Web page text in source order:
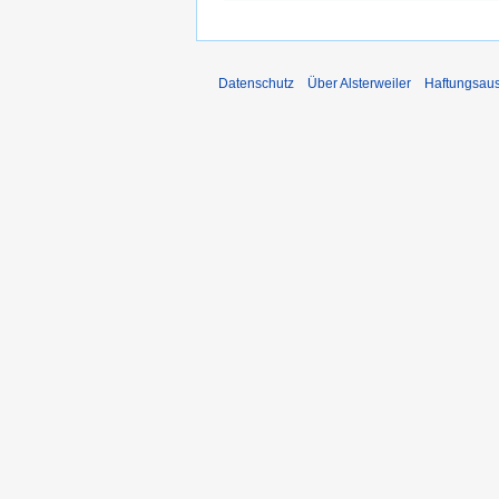
Datenschutz Über Alsterweiler